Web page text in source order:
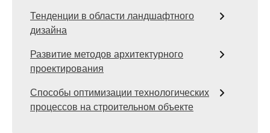
Тенденции в области ландшафтного
дизайна
Развитие методов архитектурного
проектирования
Способы оптимизации технологических
процессов на строительном объекте